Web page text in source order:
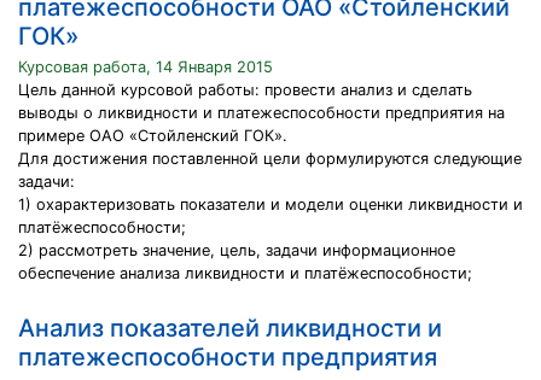
платежеспособности ОАО «Стойленский
ГОК»
Курсовая работа, 14 Января 2015
Цель данной курсовой работы: провести анализ и сделать
выводы о ликвидности и платежеспособности предприятия на
примере ОАО «Стойленский ГОК».
Для достижения поставленной цели формулируются следующие
задачи:
1) охарактеризовать показатели и модели оценки ликвидности и
платёжеспособности;
2) рассмотреть значение, цель, задачи информационное
обеспечение анализа ликвидности и платёжеспособности;
Анализ показателей ликвидности и
платежеспособности предприятия